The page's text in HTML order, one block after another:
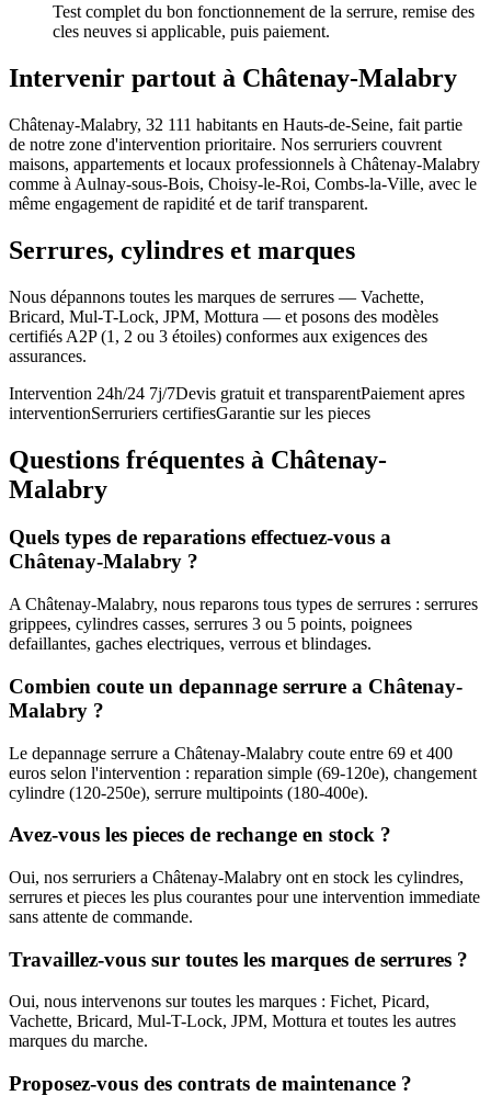
Test complet du bon fonctionnement de la serrure, remise des
cles neuves si applicable, puis paiement.
Intervenir partout à Châtenay-Malabry
Châtenay-Malabry, 32 111 habitants en Hauts-de-Seine, fait partie
de notre zone d'intervention prioritaire. Nos serruriers couvrent
maisons, appartements et locaux professionnels à Châtenay-Malabry
comme à Aulnay-sous-Bois, Choisy-le-Roi, Combs-la-Ville, avec le
même engagement de rapidité et de tarif transparent.
Serrures, cylindres et marques
Nous dépannons toutes les marques de serrures — Vachette,
Bricard, Mul-T-Lock, JPM, Mottura — et posons des modèles
certifiés A2P (1, 2 ou 3 étoiles) conformes aux exigences des
assurances.
Intervention 24h/24 7j/7Devis gratuit et transparentPaiement apres
interventionSerruriers certifiesGarantie sur les pieces
Questions fréquentes à Châtenay-
Malabry
Quels types de reparations effectuez-vous a
Châtenay-Malabry ?
A Châtenay-Malabry, nous reparons tous types de serrures : serrures
grippees, cylindres casses, serrures 3 ou 5 points, poignees
defaillantes, gaches electriques, verrous et blindages.
Combien coute un depannage serrure a Châtenay-
Malabry ?
Le depannage serrure a Châtenay-Malabry coute entre 69 et 400
euros selon l'intervention : reparation simple (69-120e), changement
cylindre (120-250e), serrure multipoints (180-400e).
Avez-vous les pieces de rechange en stock ?
Oui, nos serruriers a Châtenay-Malabry ont en stock les cylindres,
serrures et pieces les plus courantes pour une intervention immediate
sans attente de commande.
Travaillez-vous sur toutes les marques de serrures ?
Oui, nous intervenons sur toutes les marques : Fichet, Picard,
Vachette, Bricard, Mul-T-Lock, JPM, Mottura et toutes les autres
marques du marche.
Proposez-vous des contrats de maintenance ?